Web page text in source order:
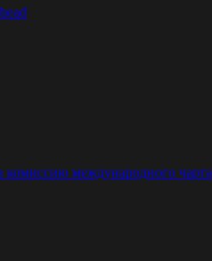
комиссию международного чарта